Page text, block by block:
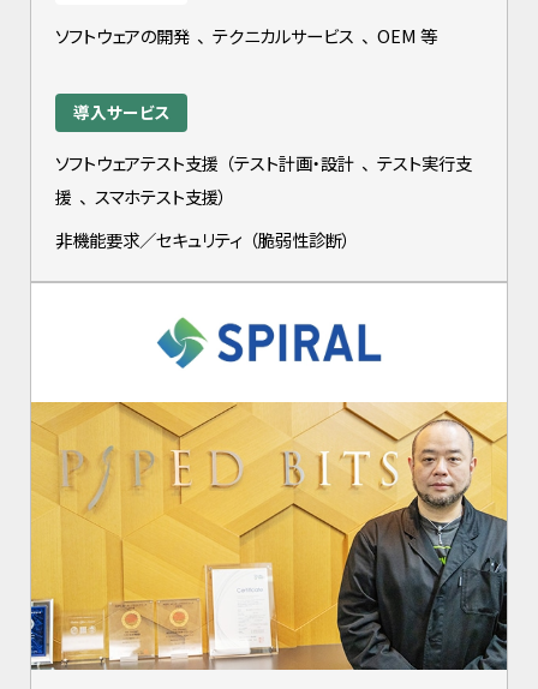
ソフトウェアの開発 、 テクニカルサービス 、 OEM 等
導入サービス
ソフトウェアテスト支援 （テスト計画・設計 、 テスト実行支
援 、 スマホテスト支援）
非機能要求／セキュリティ （脆弱性診断）